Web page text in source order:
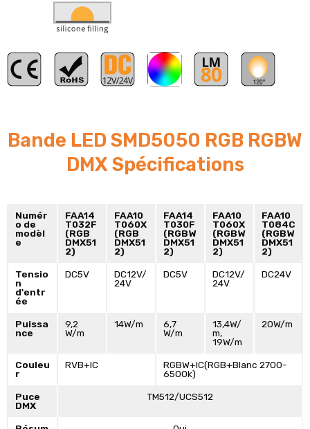
RVB
Bande LED SMD5050 RGB RGBW
DMX Spécifications
Numér
o de
modèl
e
FAA14
T032F
(RGB
DMX51
2)
FAA10
T060X
(RGB
DMX51
2)
FAA14
T030F
(RGBW
DMX51
2)
FAA10
T060X
(RGBW
DMX51
2)
FAA10
T084C
(RGBW
DMX51
2)
Tensio
n
d'entr
ée
DC5V
DC12V/
24V
DC5V
DC12V/
24V
DC24V
Puissa
nce
9,2
W/m
14W/m
6,7
W/m
13,4W/
m,
19W/m
20W/m
Couleu
r
RVB+IC
RGBW+IC(RGB+Blanc 2700-
6500k)
Puce
DMX
TM512/UCS512